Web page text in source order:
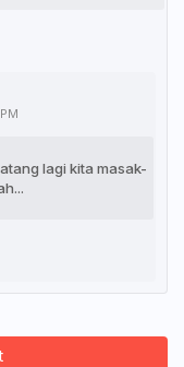
lagi kita masak-